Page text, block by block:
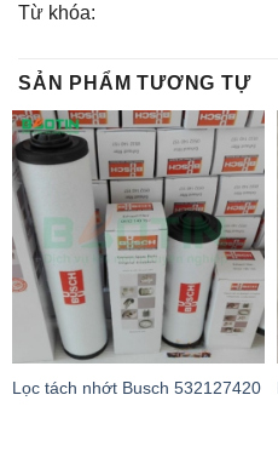
Từ khóa:
SẢN PHẨM TƯƠNG TỰ
Lọc tách nhớt Busch 532127420